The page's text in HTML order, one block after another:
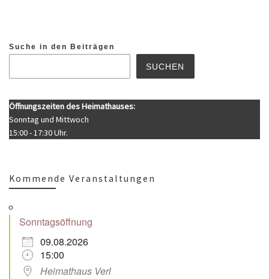
Suche in den Beiträgen
SUCHEN
Öffnungszeiten des Heimathauses:
Sonntag und Mittwoch
15:00 - 17:30 Uhr.
Kommende Veranstaltungen
Sonntagsöffnung
09.08.2026
15:00
Heimathaus Verl